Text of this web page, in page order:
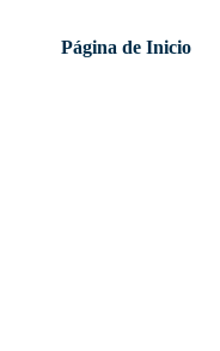
Página de Inicio